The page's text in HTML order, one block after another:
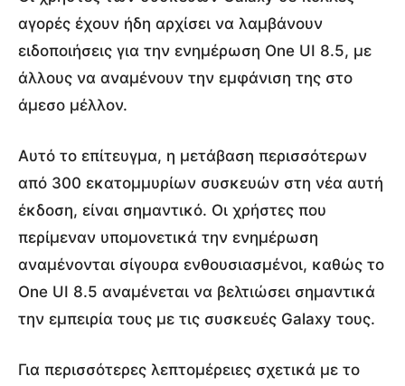
αγορές έχουν ήδη αρχίσει να λαμβάνουν
ειδοποιήσεις για την ενημέρωση One UI 8.5, με
άλλους να αναμένουν την εμφάνιση της στο
άμεσο μέλλον.
Αυτό το επίτευγμα, η μετάβαση περισσότερων
από 300 εκατομμυρίων συσκευών στη νέα αυτή
έκδοση, είναι σημαντικό. Οι χρήστες που
περίμεναν υπομονετικά την ενημέρωση
αναμένονται σίγουρα ενθουσιασμένοι, καθώς το
One UI 8.5 αναμένεται να βελτιώσει σημαντικά
την εμπειρία τους με τις συσκευές Galaxy τους.
Για περισσότερες λεπτομέρειες σχετικά με το